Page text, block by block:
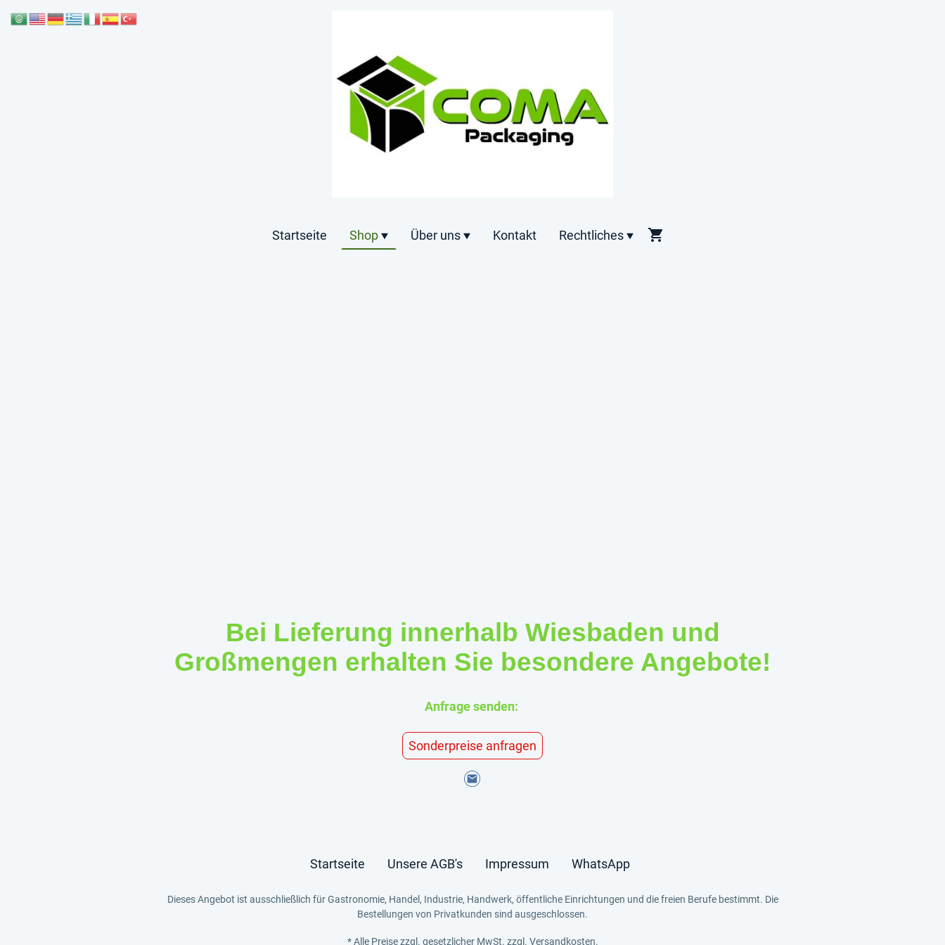
Startseite Shop Über uns Kontakt Rechtliches
Bei Lieferung innerhalb Wiesbaden und
Großmengen erhalten Sie besondere Angebote!
Anfrage senden:
Sonderpreise anfragen
Startseite Unsere AGB's Impressum WhatsApp
Dieses Angebot ist ausschließlich für Gastronomie, Handel, Industrie, Handwerk, öffentliche Einrichtungen und die freien Berufe bestimmt. Die
Bestellungen von Privatkunden sind ausgeschlossen.
* Alle Preise zzgl. gesetzlicher MwSt. zzgl. Versandkosten.